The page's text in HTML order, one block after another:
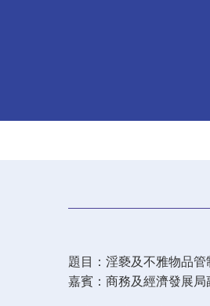
題目：淫褻及不雅物品
嘉賓：商務及經濟發展